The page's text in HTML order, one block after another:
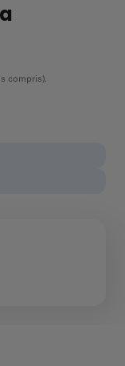
compris).